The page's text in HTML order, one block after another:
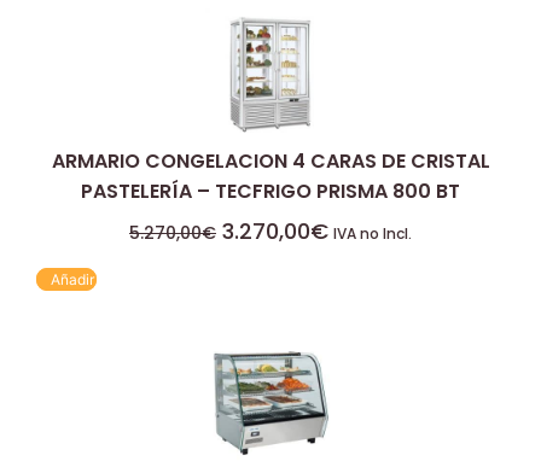
ARMARIO CONGELACION 4 CARAS DE CRISTAL
PASTELERÍA – TECFRIGO PRISMA 800 BT
5.270,00€ 3.270,00€ IVA no Incl.
Añadir